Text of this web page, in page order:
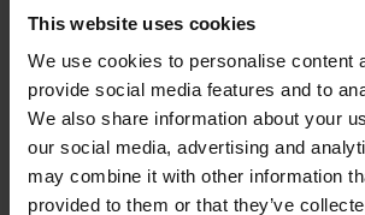
This website uses cookies
We use cookies to personalise content
provide social media features and to
We also share information about your
our social media, advertising and
may combine it with other information
provided to them or that they’ve
Ideaal voor dagelijks dragen en onder
Materiaal: 94% biologische katoen, 6%
Specificatie
Maatgids